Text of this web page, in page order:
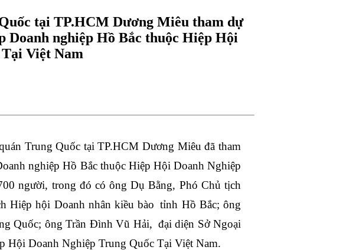
tại TP.HCM Dương Miêu tham dự
Doanh nghiệp Hồ Bắc thuộc Hiệp Hội
Việt Nam
Trung Quốc tại TP.HCM Dương Miêu đã tham
nghiệp Hồ Bắc thuộc Hiệp Hội Doanh Nghiệp
người, trong đó có ông Dụ Bằng, Phó Chủ tịch
Hiệp hội Doanh nhân kiều bào tỉnh Hồ Bắc; ông
Quốc; ông Trần Đình Vũ Hải, đại diện Sở Ngoại
Hội Doanh Nghiệp Trung Quốc Tại Việt Nam.